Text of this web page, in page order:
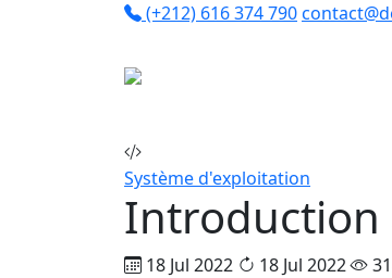
(+212) 616 374 790
Système d'exploitation
Introduction
18 Jul 2022 18 Jul 2022